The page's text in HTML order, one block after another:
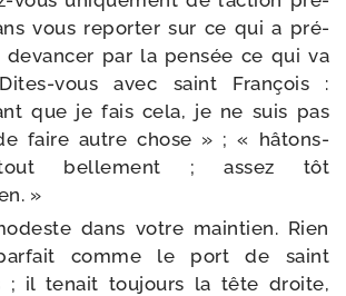
vous repor­ter sur ce qui a pré­
devan­cer par la pen­sée ce qui va
​vous avec saint François :
que je fais cela, je ne suis pas
faire autre chose » ; « hâtons-​
bel­le­ment ; assez tôt
»
dans votre main­tien. Rien
par­fait comme le port de saint
; il tenait tou­jours la tête droite,